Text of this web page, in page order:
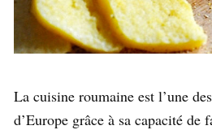
La cuisine roumaine est l’une
d’Europe grâce à sa capacité de